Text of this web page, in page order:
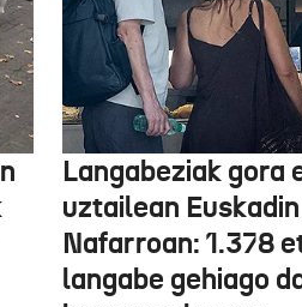
Langabeziak gora
uztailean
Nafarroan: 1.378
langabe gehiago